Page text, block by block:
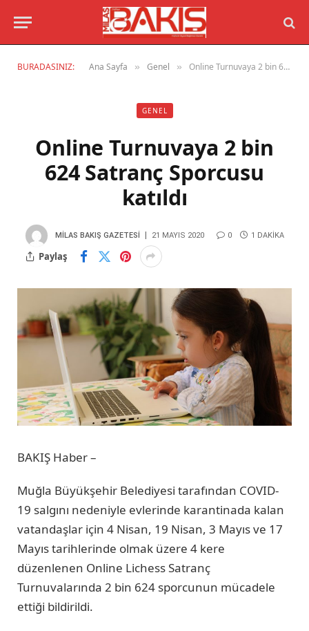
BURADASINIZ: Ana Sayfa » Genel » Online Turnuvaya 2 bin 624 Satranç Sporcusu katıldı
GENEL
Online Turnuvaya 2 bin
624 Satranç Sporcusu
katıldı
MILAS BAKIŞ GAZETESI 21 MAYIS 2020 0 1 DAKIKA
Paylaş
BAKIŞ Haber –
Muğla Büyükşehir Belediyesi tarafından COVID-
19 salgını nedeniyle evlerinde karantinada kalan
vatandaşlar için 4 Nisan, 19 Nisan, 3 Mayıs ve 17
Mayıs tarihlerinde olmak üzere 4 kere
düzenlenen Online Lichess Satranç
Turnuvalarında 2 bin 624 sporcunun mücadele
ettiği bildirildi.